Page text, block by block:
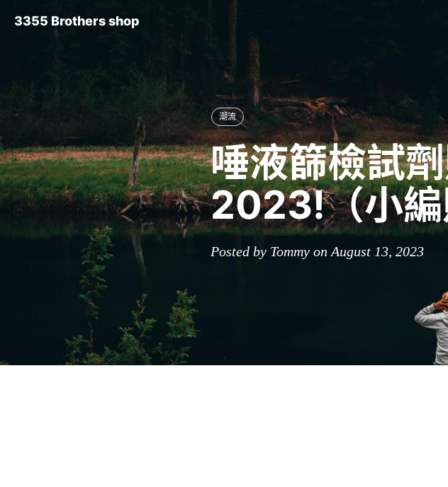
3355 Brothers shop
潮流
唾液篩檢試
2023!（小編
Posted by Tommy on August 13, 2023